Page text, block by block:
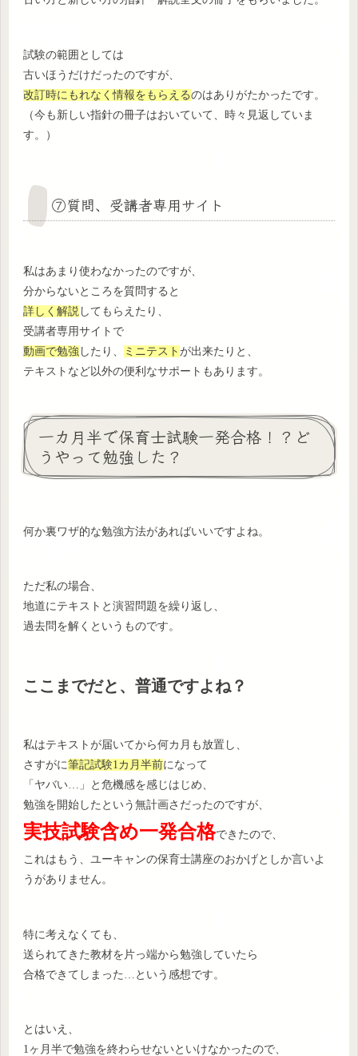
試験の範囲としては
古いほうだけだったのですが、
改訂時にもれなく情報をもらえるのはありがたかったです。
（今も新しい指針の冊子はおいていて、時々見返していま
す。）
⑦質問、受講者専用サイト
私はあまり使わなかったのですが、
分からないところを質問すると
詳しく解説 してもらえたり、
受講者専用サイトで
動画で勉強 したり、 ミニテスト が出来たりと、
テキストなど以外の便利なサポートもあります。
一カ月半で保育士試験一発合格！？ど
うやって勉強した？
何か裏ワザ的な勉強方法があればいいですよね。
ただ私の場合、
地道にテキストと演習問題を繰り返し、
過去問を解くというものです。
ここまでだと、普通ですよね？
私はテキストが届いてから何カ月も放置し、
さすがに筆記試験1カ月半前になって
「ヤバい…」と危機感を感じはじめ、
勉強を開始したという無計画さだったのですが、
実技試験含め一発合格できたので、
これはもう、ユーキャンの保育士講座のおかげとしか言いよ
うがありません。
特に考えなくても、
送られてきた教材を片っ端から勉強していたら
合格できてしまった…という感想です。
とはいえ、
1ヶ月半で勉強を終わらせないといけなかったので、